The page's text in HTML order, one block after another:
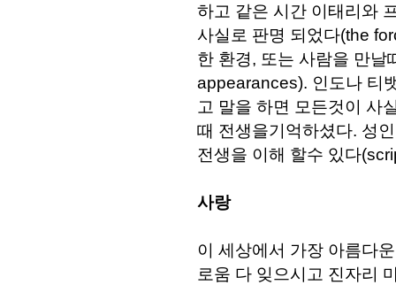
하고 같은 시간 이태리와
사실로 판명 되었다(the
한 환경, 또는 사람을 만날
appearances). 인도나 티
고 말을 하면 모든것이 사
때 전생을기억하셨다. 성
전생을 이해 할수 있다
사랑
이 세상에서 가장 아름다
로움 다 잊으시고 진자리